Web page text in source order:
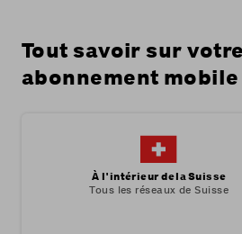
Tout savoir sur votre
abonnement mobile
À l'intérieur de la Suisse
Tous les réseaux de Suisse